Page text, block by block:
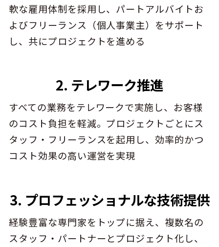
軟な雇用体制を採用し、パートアルバイトお
よびフリーランス（個人事業主）をサポート
し、共にプロジェクトを進める
2. テレワーク推進
すべての業務をテレワークで実施し、お客様
のコスト負担を軽減。プロジェクトごとにス
タッフ・フリーランスを起用し、効率的かつ
コスト効果の高い運営を実現
3. プロフェッショナルな技術提供
経験豊富な専門家をトップに据え、複数名の
スタッフ・パートナーとプロジェクト化し、